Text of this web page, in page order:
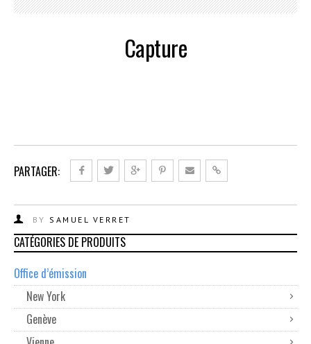
Capture
PARTAGER:
BY SAMUEL VERRET
CATÉGORIES DE PRODUITS
Office d’émission
New York
Genève